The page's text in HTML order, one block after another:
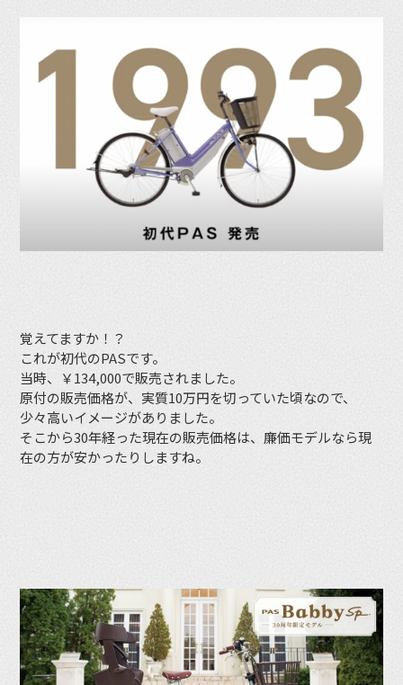
覚えてますか！？
これが初代のPASです。
当時、￥134,000で販売されました。
原付の販売価格が、実質10万円を切っていた頃なので、
少々高いイメージがありました。
そこから30年経った現在の販売価格は、廉価モデルなら現
在の方が安かったりしますね。